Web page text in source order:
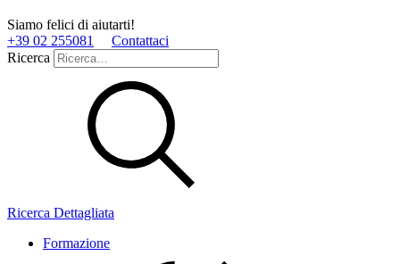
Siamo felici di aiutarti!
+39 02 255081
Contattaci
Ricerca
Ricerca Dettagliata
Formazione